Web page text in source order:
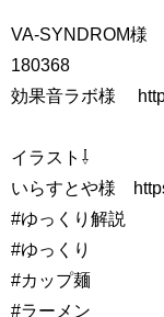
VA-SYNDROM様
180368
効果音ラボ様
イラスト⇩
いらすとや様
#ゆっくり解説
#ゆっくり
#カップ麺
#ラーメン